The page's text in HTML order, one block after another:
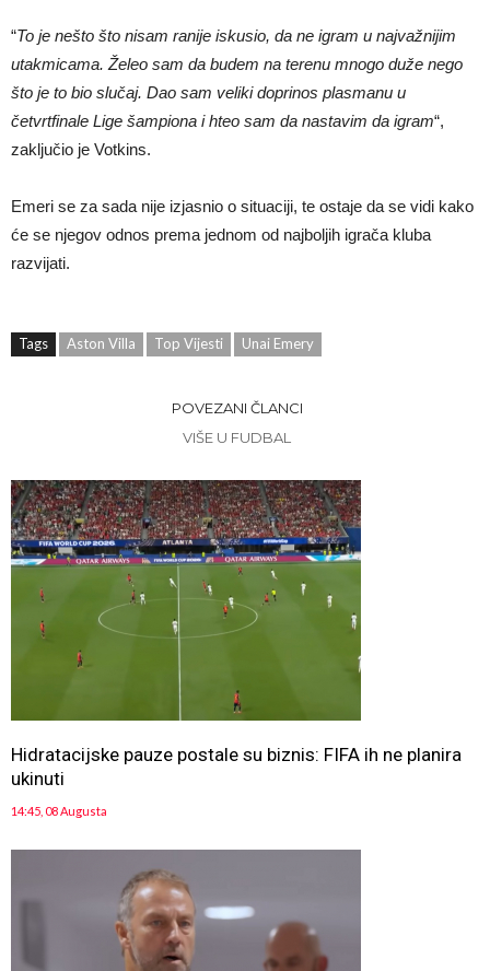
“To je nešto što nisam ranije iskusio, da ne igram u najvažnijim
utakmicama. Želeo sam da budem na terenu mnogo duže nego
što je to bio slučaj. Dao sam veliki doprinos plasmanu u
četvrtfinale Lige šampiona i hteo sam da nastavim da igram“,
zaključio je Votkins.
Emeri se za sada nije izjasnio o situaciji, te ostaje da se vidi kako
će se njegov odnos prema jednom od najboljih igrača kluba
razvijati.
Tags Aston Villa Top Vijesti Unai Emery
POVEZANI ČLANCI
VIŠE U FUDBAL
Hidratacijske pauze postale su biznis: FIFA ih ne planira
ukinuti
14:45, 08 Augusta